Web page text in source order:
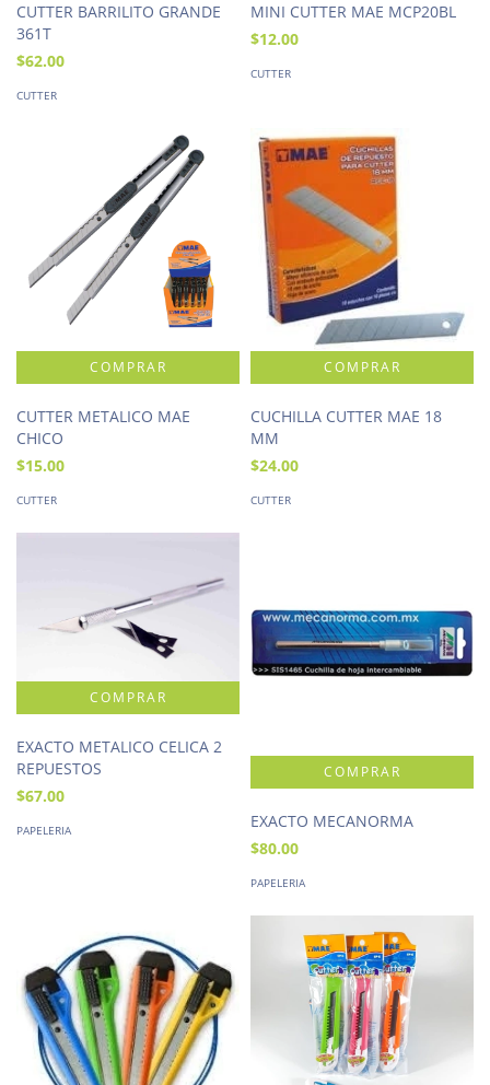
CUTTER BARRILITO GRANDE
361T
$62.00
CUTTER
MINI CUTTER MAE MCP20BL
$12.00
CUTTER
CUTTER METALICO MAE
CHICO
$15.00
CUTTER
CUCHILLA CUTTER MAE 18
MM
$24.00
CUTTER
EXACTO METALICO CELICA 2
REPUESTOS
$67.00
PAPELERIA
EXACTO MECANORMA
$80.00
PAPELERIA